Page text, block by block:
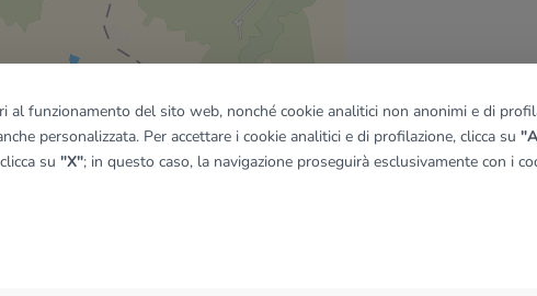
riquadro
al funzionamento del sito web, nonché cookie analitici non anonimi e di
personalizzata. Per accettare i cookie analitici e di profilazione, clicca su
su "X"; in questo caso, la navigazione proseguirà esclusivamente con i